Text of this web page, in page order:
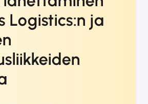
Logistics:n ja